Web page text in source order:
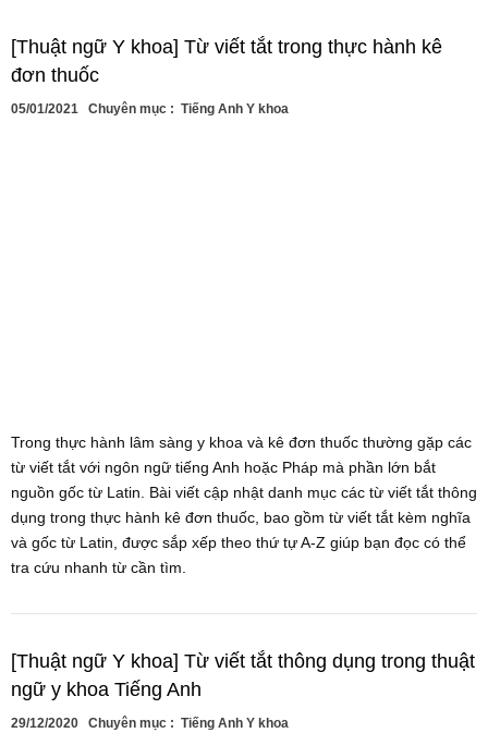
[Thuật ngữ Y khoa] Từ viết tắt trong thực hành kê
đơn thuốc
05/01/2021 Chuyên mục : Tiếng Anh Y khoa
Trong thực hành lâm sàng y khoa và kê đơn thuốc thường gặp các
từ viết tắt với ngôn ngữ tiếng Anh hoặc Pháp mà phần lớn bắt
nguồn gốc từ Latin. Bài viết cập nhật danh mục các từ viết tắt thông
dụng trong thực hành kê đơn thuốc, bao gồm từ viết tắt kèm nghĩa
và gốc từ Latin, được sắp xếp theo thứ tự A-Z giúp bạn đọc có thể
tra cứu nhanh từ cần tìm.
[Thuật ngữ Y khoa] Từ viết tắt thông dụng trong thuật
ngữ y khoa Tiếng Anh
29/12/2020 Chuyên mục : Tiếng Anh Y khoa